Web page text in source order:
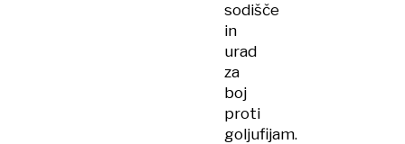
sodišče
in
urad
za
boj
proti
goljufijam.